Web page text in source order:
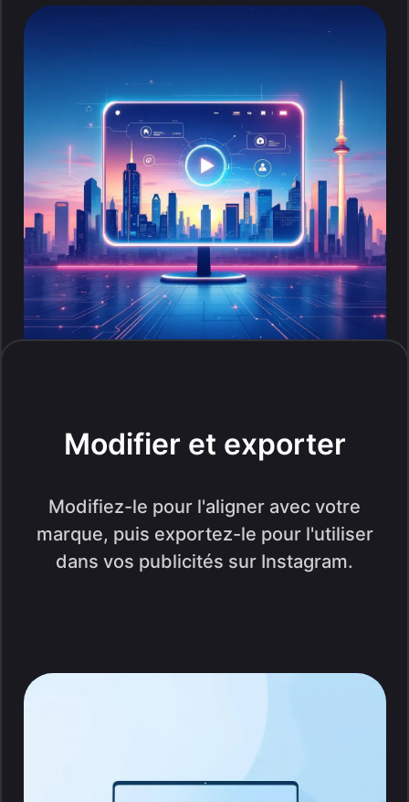
Modifier et exporter
Modifiez-le pour l'aligner avec votre
marque, puis exportez-le pour l'utiliser
dans vos publicités sur Instagram.